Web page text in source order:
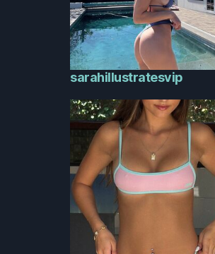
sarahillustratesvip